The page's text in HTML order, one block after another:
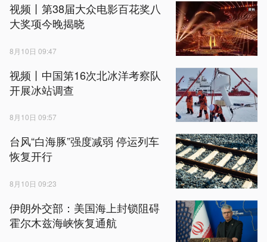
视频丨第38届大众电影百花奖八
大奖项今晚揭晓
8月10日 09:47
视频丨中国第16次北冰洋考察队
开展冰站调查
8月10日 09:57
台风“白海豚”强度减弱 停运列车
恢复开行
8月10日 09:23
伊朗外交部：美国海上封锁阻碍
霍尔木兹海峡恢复通航